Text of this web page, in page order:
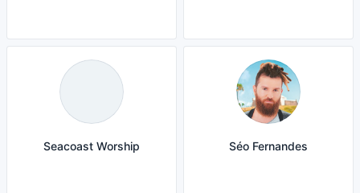
Seacoast Worship Séo Fernandes